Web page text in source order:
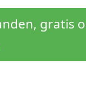
gratis